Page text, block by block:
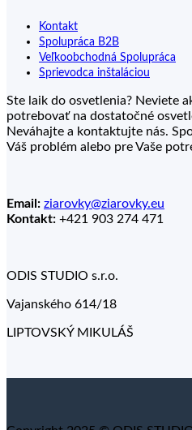
Kontakt
Spolupráca B2B
Veľkoobchodná Spolupráca
Sprievodca inštaláciou
Ste laik do osvetlenia? Neviete
potrebovať na dostatočné
Neváhajte a kontaktujte nás.
Váš problém alebo pre Vaše
Email: ziarovky@ziarovky.eu
Kontakt: +421 903 274 471
ODIS STUDIO s.r.o.
Vajanského 614/18
LIPTOVSKÝ MIKULÁŠ